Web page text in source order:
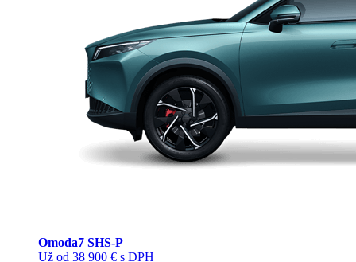
Omoda7 SHS-P
Už od 38 900 € s DPH